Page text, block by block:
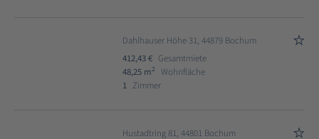
Dahlhauser Höhe 31, 44879 Bochum
412,43 € Gesamtmiete
48,25 m2
Wohnfläche
1 Zimmer
Hustadtring 81, 44801 Bochum